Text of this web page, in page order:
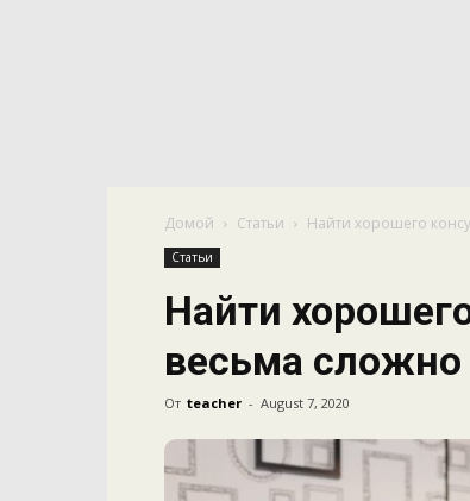
Домой Статьи Найти хорошего
Статьи
Найти
весьма сложно
От teacher - August 7, 2020